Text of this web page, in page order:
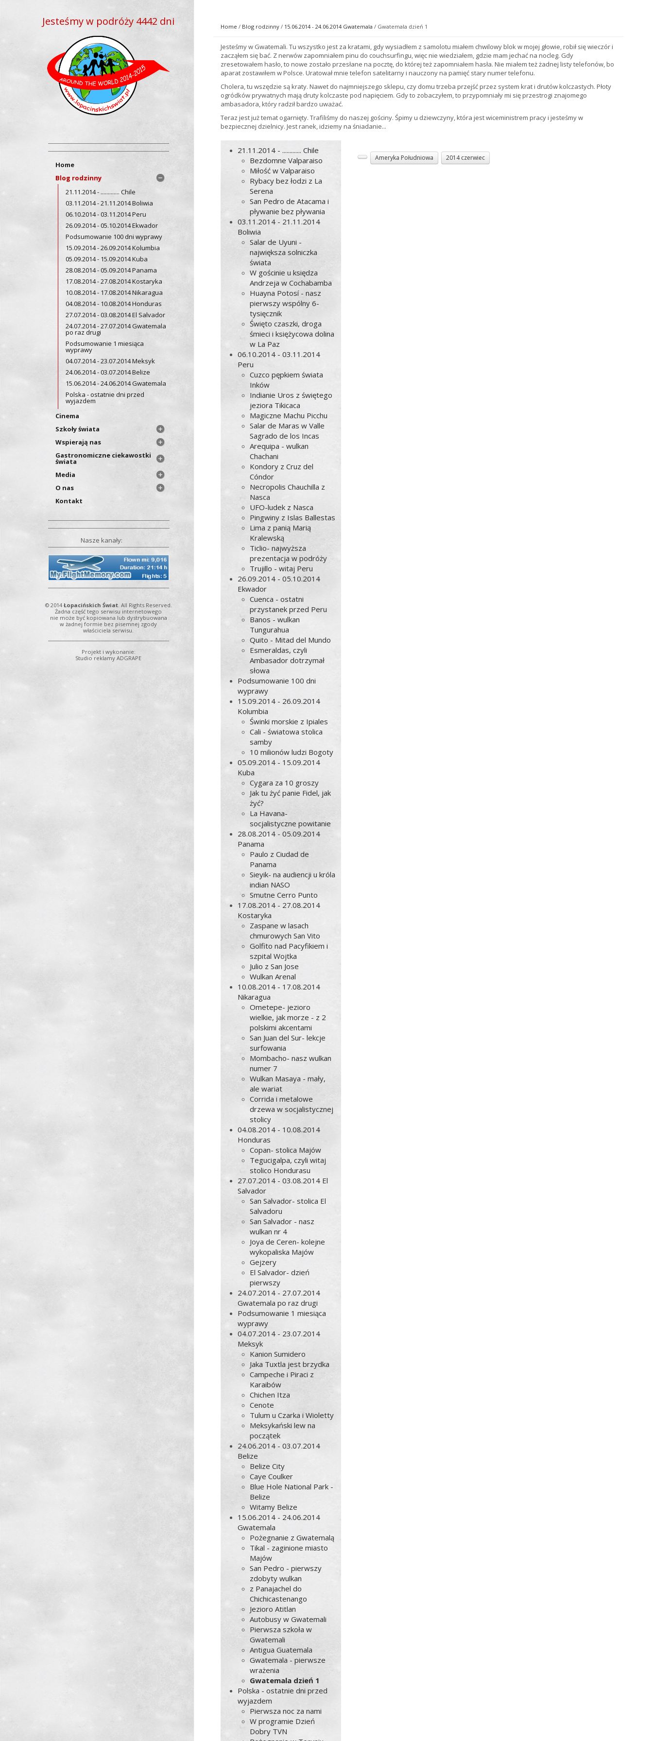
Jesteśmy w podróży 4442 dni
Home
Blog rodzinny
21.11.2014 - ............. Chile
03.11.2014 - 21.11.2014 Boliwia
06.10.2014 - 03.11.2014 Peru
26.09.2014 - 05.10.2014 Ekwador
Podsumowanie 100 dni wyprawy
15.09.2014 - 26.09.2014 Kolumbia
05.09.2014 - 15.09.2014 Kuba
28.08.2014 - 05.09.2014 Panama
17.08.2014 - 27.08.2014 Kostaryka
10.08.2014 - 17.08.2014 Nikaragua
04.08.2014 - 10.08.2014 Honduras
27.07.2014 - 03.08.2014 El Salvador
24.07.2014 - 27.07.2014 Gwatemala
po raz drugi
Podsumowanie 1 miesiąca
wyprawy
04.07.2014 - 23.07.2014 Meksyk
24.06.2014 - 03.07.2014 Belize
15.06.2014 - 24.06.2014 Gwatemala
Polska - ostatnie dni przed
wyjazdem
Cinema
Szkoły świata
Wspierają nas
Gastronomiczne ciekawostki
świata
Media
O nas
Kontakt
Nasze kanały:
© 2014 Łopacińskich Świat. All Rights Reserved.
Żadna część tego serwisu internetowego
nie może być kopiowana lub dystrybuowana
w żadnej formie bez pisemnej zgody
właściciela serwisu.
Projekt i wykonanie:
Studio reklamy ADGRAPE
Home / Blog rodzinny / 15.06.2014 - 24.06.2014 Gwatemala / Gwatemala dzień 1
Jesteśmy w Gwatemali. Tu wszystko jest za kratami, gdy wysiadłem z samolotu miałem chwilowy blok w mojej głowie, robił się wieczór i
zacząłem się bać. Z nerwów zapomniałem pinu do couchsurfingu, więc nie wiedziałem, gdzie mam jechać na nocleg. Gdy
zresetowałem hasło, to nowe zostało przesłane na pocztę, do której też zapomniałem hasła. Nie miałem też żadnej listy telefonów, bo
aparat zostawiłem w Polsce. Uratował mnie telefon satelitarny i nauczony na pamięć stary numer telefonu.
Cholera, tu wszędzie są kraty. Nawet do najmniejszego sklepu, czy domu trzeba przejść przez system krat i drutów kolczastych. Płoty
ogródków prywatnych mają druty kolczaste pod napięciem. Gdy to zobaczyłem, to przypomniały mi się przestrogi znajomego
ambasadora, który radził bardzo uważać.
Teraz jest już temat ogarnięty. Trafiliśmy do naszej gościny. Śpimy u dziewczyny, która jest wiceministrem pracy i jesteśmy w
bezpiecznej dzielnicy. Jest ranek, idziemy na śniadanie...
21.11.2014 - ............. Chile
Bezdomne Valparaiso
Miłość w Valparaiso
Rybacy bez łodzi z La
Serena
San Pedro de Atacama i
pływanie bez pływania
03.11.2014 - 21.11.2014
Boliwia
Salar de Uyuni -
największa solniczka
świata
W gościnie u księdza
Andrzeja w Cochabamba
Huayna Potosí - nasz
pierwszy wspólny 6-
tysięcznik
Święto czaszki, droga
śmieci i księżycowa dolina
w La Paz
06.10.2014 - 03.11.2014
Peru
Cuzco pępkiem świata
Inków
Indianie Uros z świętego
jeziora Tikicaca
Magiczne Machu Picchu
Salar de Maras w Valle
Sagrado de los Incas
Arequipa - wulkan
Chachani
Kondory z Cruz del
Cóndor
Necropolis Chauchilla z
Nasca
UFO-ludek z Nasca
Pingwiny z Islas Ballestas
Lima z panią Marią
Kralewską
Ticlio- najwyższa
prezentacja w podróży
Trujillo - witaj Peru
26.09.2014 - 05.10.2014
Ekwador
Cuenca - ostatni
przystanek przed Peru
Banos - wulkan
Tungurahua
Quito - Mitad del Mundo
Esmeraldas, czyli
Ambasador dotrzymał
słowa
Podsumowanie 100 dni
wyprawy
15.09.2014 - 26.09.2014
Kolumbia
Świnki morskie z Ipiales
Cali - światowa stolica
samby
10 milionów ludzi Bogoty
05.09.2014 - 15.09.2014
Kuba
Cygara za 10 groszy
Jak tu żyć panie Fidel, jak
żyć?
La Havana-
socjalistyczne powitanie
28.08.2014 - 05.09.2014
Panama
Paulo z Ciudad de
Panama
Sieyik- na audiencji u króla
indian NASO
Smutne Cerro Punto
17.08.2014 - 27.08.2014
Kostaryka
Zaspane w lasach
chmurowych San Vito
Golfito nad Pacyfikiem i
szpital Wojtka
Julio z San Jose
Wulkan Arenal
10.08.2014 - 17.08.2014
Nikaragua
Ometepe- jezioro
wielkie, jak morze - z 2
polskimi akcentami
San Juan del Sur- lekcje
surfowania
Mombacho- nasz wulkan
numer 7
Wulkan Masaya - mały,
ale wariat
Corrida i metalowe
drzewa w socjalistycznej
stolicy
04.08.2014 - 10.08.2014
Honduras
Copan- stolica Majów
Tegucigalpa, czyli witaj
stolico Hondurasu
27.07.2014 - 03.08.2014 El
Salvador
San Salvador- stolica El
Salvadoru
San Salvador - nasz
wulkan nr 4
Joya de Ceren- kolejne
wykopaliska Majów
Gejzery
El Salvador- dzień
pierwszy
24.07.2014 - 27.07.2014
Gwatemala po raz drugi
Podsumowanie 1 miesiąca
wyprawy
04.07.2014 - 23.07.2014
Meksyk
Kanion Sumidero
Jaka Tuxtla jest brzydka
Campeche i Piraci z
Karaibów
Chichen Itza
Cenote
Tulum u Czarka i Wioletty
Meksykański lew na
początek
24.06.2014 - 03.07.2014
Belize
Belize City
Caye Coulker
Blue Hole National Park -
Belize
Witamy Belize
15.06.2014 - 24.06.2014
Gwatemala
Pożegnanie z Gwatemalą
Tikal - zaginione miasto
Majów
San Pedro - pierwszy
zdobyty wulkan
z Panajachel do
Chichicastenango
Jezioro Atitlan
Autobusy w Gwatemali
Pierwsza szkoła w
Gwatemali
Antigua Guatemala
Gwatemala - pierwsze
wrażenia
Gwatemala dzień 1
Polska - ostatnie dni przed
wyjazdem
Pierwsza noc za nami
W programie Dzień
Dobry TVN
Ameryka Południowa 2014 czerwiec